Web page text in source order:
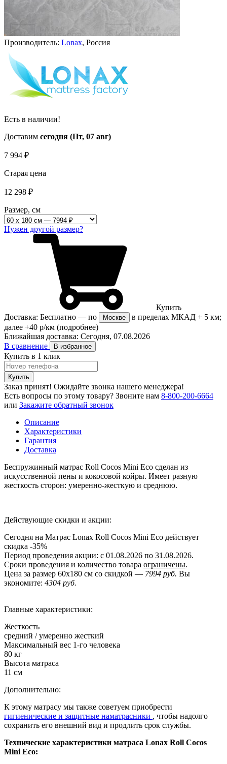
Производитель: Lonax, Россия
Есть в наличии!
Доставим сегодня (Пт, 07 авг)
7 994 ₽
Старая цена
12 298 ₽
Размер, см
Нужен другой размер?
Купить
Доставка: Бесплатно — по Москве
в пределах МКАД + 5 км;
далее +40 р/км (подробнее)
Ближайшая доставка: Сегодня, 07.08.2026
В сравнение
В избранное
Купить в 1 клик
Купить
Заказ принят! Ожидайте звонка нашего менеджера!
Есть вопросы по этому товару? Звоните нам 8-800-200-6664
или Закажите обратный звонок
Описание
Характеристики
Гарантия
Доставка
Беспружинный матрас Roll Cocos Mini Eco сделан из
искусственной пены и кокосовой койры. Имеет разную
жесткость сторон: умеренно-жесткую и среднюю.
Действующие скидки и акции:
Сегодня на Матрас Lonax Roll Cocos Mini Eco действует
скидка -35%
Период проведения акции: с 01.08.2026 по 31.08.2026.
Сроки проведения и количество товара ограничены.
Цена за размер 60x180 см со скидкой — 7994 руб. Вы
экономите: 4304 руб.
Главные характеристики:
Жесткость
средний / умеренно жесткий
Максимальный вес 1-го человека
80 кг
Высота матраса
11 см
Дополнительно:
К этому матрасу мы также советуем приобрести
гигиенические и защитные наматрасники , чтобы надолго
сохранить его внешний вид и продлить срок службы.
Технические характеристики матраса Lonax Roll Cocos
Mini Eco: